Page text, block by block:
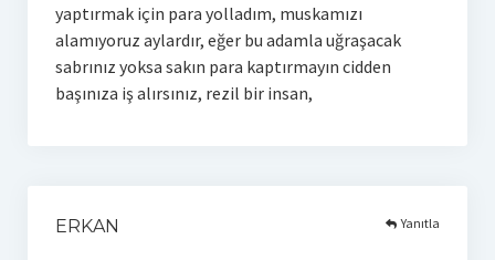
yaptırmak için para yolladım, muskamızı
alamıyoruz aylardır, eğer bu adamla uğraşacak
sabrınız yoksa sakın para kaptırmayın cidden
başınıza iş alırsınız, rezil bir insan,
ERKAN Yanıtla